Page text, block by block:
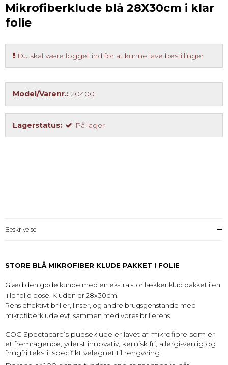
Mikrofiberklude blå 28X30cm i klar
folie
Du skal være logget ind for at kunne lave bestillinger
Model/Varenr.: 20400
Lagerstatus: På lager
Beskrivelse
STORE BLÅ MIKROFIBER KLUDE PAKKET I FOLIE
Glæd den gode kunde med en ekstra stor lækker klud pakket i en
lille folio pose. Kluden er 28x30cm.
Rens effektivt briller, linser, og andre brugsgenstande med
mikrofiberklude evt. sammen med vores brillerens.
COC Spectacare’s pudseklude er lavet af mikrofibre som er
et fremragende, yderst innovativ, kemisk fri, allergi-venlig og
fnugfri tekstil specifikt velegnet til rengøring.